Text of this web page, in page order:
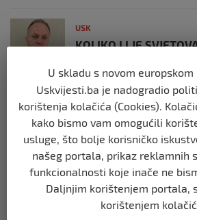
USK
KOLIKO LI JE
PRIJEDORU,
prije 3 tjedna
USK
ČLANOVI GO SDA
OBILJEŽAVANJU 34.
U BILJANIMA
prije 4 tjedna
U skladu s novom
Uskvijesti.ba je nadogradio
korištenja kolačića (Cookies).
kako bismo vam omogućili
usluge, što bolje korisničko
našeg portala, prikaz reklamnih
funkcionalnosti koje inače ne
Daljnjim korištenjem portala,
korištenjem